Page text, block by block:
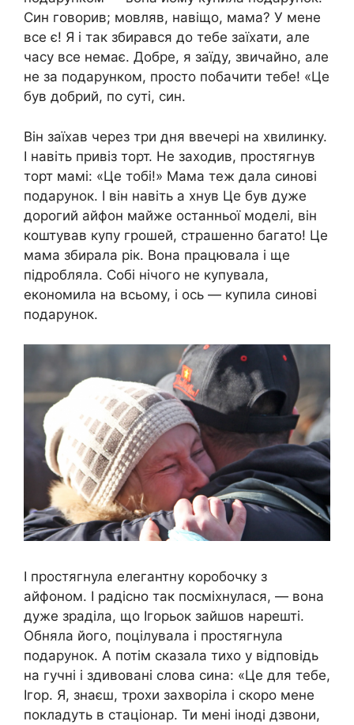
Син говорив; мовляв, навіщо, мама? У мене
все є! Я і так збирався до тебе заїхати, але
часу все немає. Добре, я заїду, звичайно, але
не за подарунком, просто побачити тебе! «Це
був добрий, по суті, син.
Він заїхав через три дня ввечері на хвилинку.
І навіть привіз торт. Не заходив, простягнув
торт мамі: «Це тобі!» Мама теж дала синові
подарунок. І він навіть а хнув Це був дуже
дорогий айфон майже останньої моделі, він
коштував купу грошей, страшенно багато! Це
мама збирала рік. Вона працювала і ще
підробляла. Собі нічого не купувала,
економила на всьому, і ось — купила синові
подарунок.
І простягнула елегантну коробочку з
айфоном. І радісно так посміхнулася, — вона
дуже зраділа, що Ігорьок зайшов нарешті.
Обняла його, поцілувала і простягнула
подарунок. А потім сказала тихо у відповідь
на гучні і здивовані слова сина: «Це для тебе,
Ігор. Я, знаєш, трохи захворіла і скоро мене
покладуть в стаціонар. Ти мені іноді дзвони,